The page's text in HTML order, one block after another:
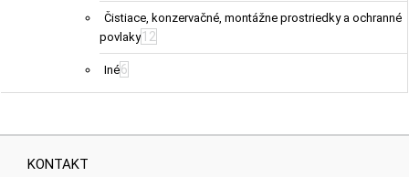
Čistiace, konzervačné, montážne prostriedky a ochranné
povlaky 12
Iné6
KONTAKT